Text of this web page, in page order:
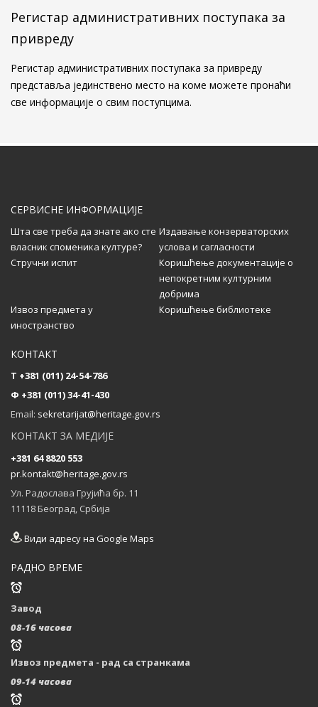
конзерваторско-рестаураторских радова на
Алтун-алем џамији у Новом Пазару
...
Алтун-алем џамији у Новом Пазару
Позив дописницима за свеску 58 часописа
Саопштења
...
Састанак партнера на пројекту CultHeRit у
Регистар административних поступака за
привреду
Регистар административних поступака за привреду
представља јединствено место на коме можете пронаћи
све информације о свим поступцима.
СЕРВИСНЕ ИНФОРМАЦИЈЕ
Шта све треба да знате ако сте
власник споменика културе?
Издавање конзерваторских
услова и сагласности
Стручни испит
Коришћење документације о
непокретним културним
добрима
Извоз предмета у
иностранство
Коришћење библиотеке
КОНТАКТ
T +381 (011) 24-54-786
Ф +381 (011) 34-41-430
Email: sekretarijat@heritage.gov.rs
КОНТАКТ ЗА МЕДИЈЕ
+381 64 8820 553
pr.kontakt@heritage.gov.rs
Ул. Радослава Грујића бр. 11
11118 Београд, Србија
Види адресу на Google Maps
РАДНО ВРЕМЕ
Завод
08-16 часова
Извоз предмета - рад са странкама
09-14 часова